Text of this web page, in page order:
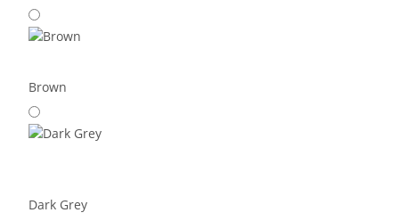
Brown
Dark Grey